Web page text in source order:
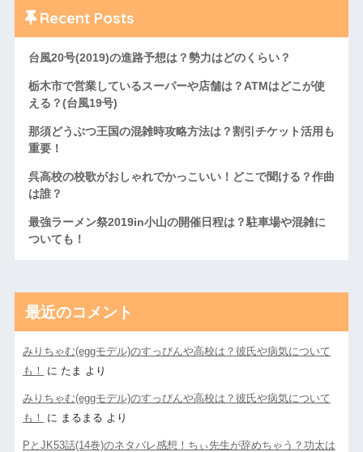
Recent Posts
台風20号(2019)の進路予想は？勢力はどのくらい？
栃木市で営業しているスーパーや店舗は？ATMはどこが使
える？(台風19号)
那須どうぶつ王国の混雑時攻略方法は？割引チケット活用も
重要！
呉高校の校歌がおしゃれでかっこいい！どこで聞ける？作曲
は誰？
最強ラーメン祭2019in小山の開催日程は？駐車場や混雑に
ついても！
最近のコメント
みりちゃむ(eggモデル)のすっぴんや高校は？彼氏や病気について
も！
に たま より
みりちゃむ(eggモデル)のすっぴんや高校は？彼氏や病気について
も！
に まるまる より
PとJK53話(14巻)のネタバレ感想！ちぃ先生が辞めちゃう？功太は